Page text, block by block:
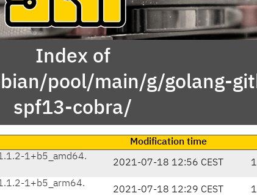
Index of
pool/main/g/golang-
spf13-cobra/
Modification time
1+b5_amd64.
2021-07-18 12:56 CEST
1+b5_arm64.
2021-07-18 12:29 CEST